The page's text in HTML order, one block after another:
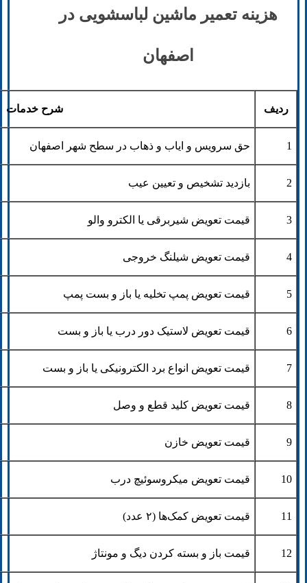
هزینه تعمیر ماشین لباسشویی در
اصفهان
ردیف شرح خدمات
1 حق سرویس و ایاب و ذهاب در سطح شهر اصفهان
2 بازدید تشخیص و تعیین عیب
3 قیمت تعویض شیربرقی یا الکترو والو
4 قیمت تعویض شیلنگ خروجی
5 قیمت تعویض پمپ تخلیه یا باز و بست پمپ
6 قیمت تعویض لاستیک دور درب یا باز و بست
7 قیمت تعویض انواع برد الکترونیکی یا باز و بست
8 قیمت تعویض کلید قطع و وصل
9 قیمت تعویض خازن
10 قیمت تعویض میکروسوئیچ درب
11 قیمت تعویض کمک‌ها (۲ عدد)
12 قیمت باز و بسته کردن دیگ و مونتاژ